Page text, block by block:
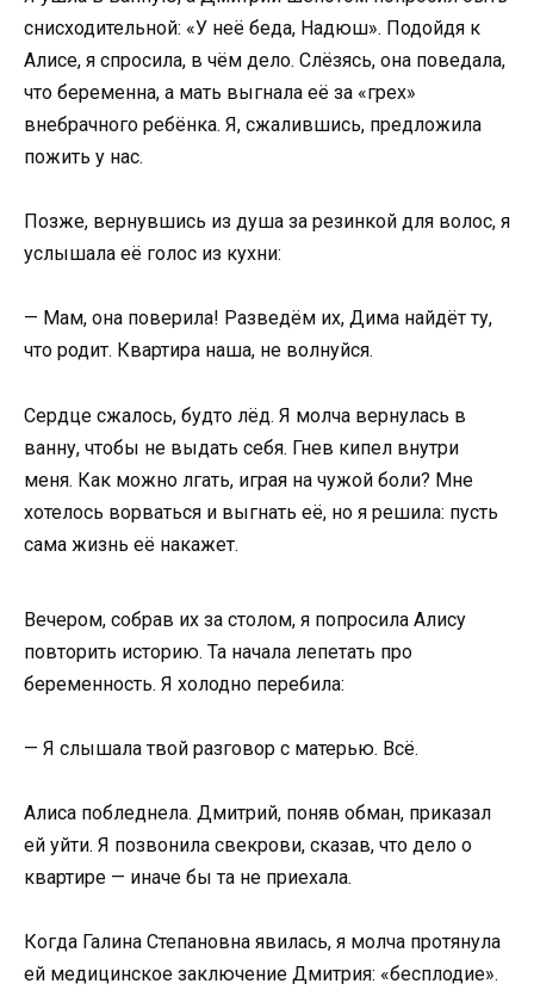
снисходительной: «У неё беда, Надюш». Подойдя к
Алисе, я спросила, в чём дело. Слёзясь, она поведала,
что беременна, а мать выгнала её за «грех»
внебрачного ребёнка. Я, сжалившись, предложила
пожить у нас.
Позже, вернувшись из душа за резинкой для волос, я
услышала её голос из кухни:
— Мам, она поверила! Разведём их, Дима найдёт ту,
что родит. Квартира наша, не волнуйся.
Сердце сжалось, будто лёд. Я молча вернулась в
ванну, чтобы не выдать себя. Гнев кипел внутри
меня. Как можно лгать, играя на чужой боли? Мне
хотелось ворваться и выгнать её, но я решила: пусть
сама жизнь её накажет.
Вечером, собрав их за столом, я попросила Алису
повторить историю. Та начала лепетать про
беременность. Я холодно перебила:
— Я слышала твой разговор с матерью. Всё.
Алиса побледнела. Дмитрий, поняв обман, приказал
ей уйти. Я позвонила свекрови, сказав, что дело о
квартире — иначе бы та не приехала.
Когда Галина Степановна явилась, я молча протянула
ей медицинское заключение Дмитрия: «бесплодие».